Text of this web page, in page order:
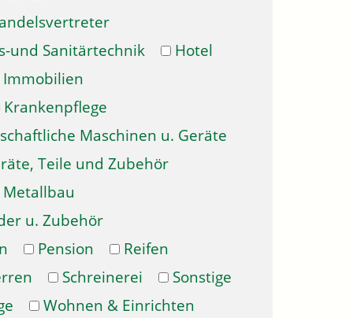
und Sanitärtechnik
Hotel
Immobilien
Krankenpflege
Maschinen u. Geräte
Teile und Zubehör
Metallbau
u. Zubehör
Pension
Reifen
Schreinerei
Sonstige
Wohnen & Einrichten